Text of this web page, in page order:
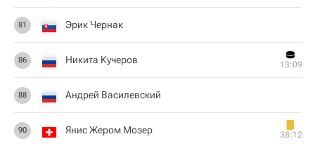
81 Эрик Чернак
86 Никита Кучеров 13:09
88 Андрей Василевский
90 Янис Жером Мозер 38:12